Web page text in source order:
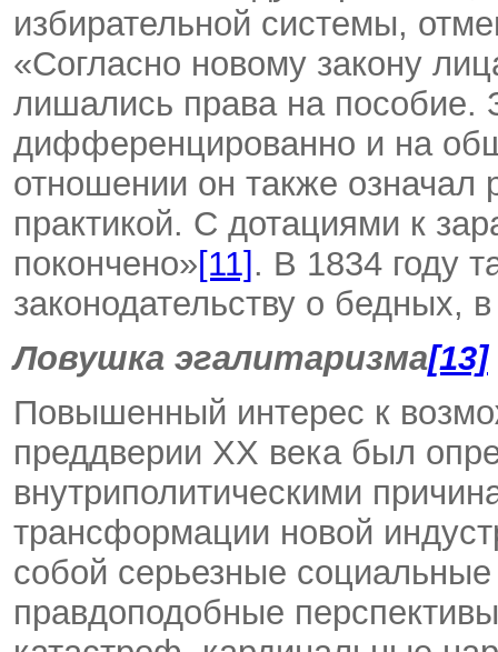
избирательной системы,
«Согласно новому закону
лишались права на пособие.
дифференцированно и на
отношении он также
практикой. С дотациями к
покончено»[11] . В 1834 году
законодательству о бедных,
Ловушка эгалитаризма[13]
Повышенный интерес к
преддверии XX века был
внутриполитическими
трансформации новой
собой серьезные
правдоподобные